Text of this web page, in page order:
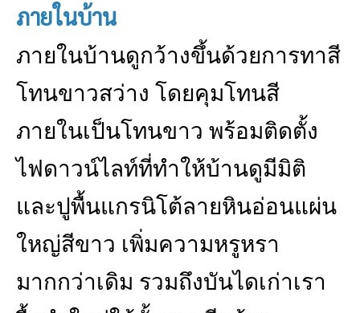
ภายในบ้าน
ภายในบ้านดูกว้างขึ้นด้วยการทาสี
โทนขาวสว่าง โดยคุมโทนสี
ภายในเป็นโทนขาว พร้อมติดตั้ง
ไฟดาวน์ไลท์ที่ทำให้บ้านดูมีมิติ
และปูพื้นแกรนิโต้ลายหินอ่อนแผ่น
ใหญ่สีขาว เพิ่มความหรูหรา
มากกว่าเดิม รวมถึงบันไดเก่าเรา